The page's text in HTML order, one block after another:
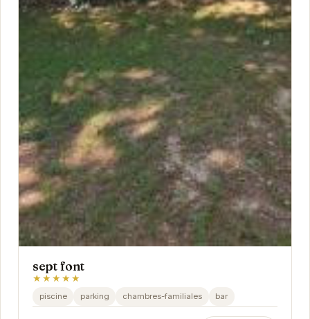
sept font
★★★★★
piscine parking chambres-familiales bar